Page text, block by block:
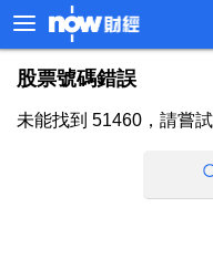
股票號碼錯誤
未能找到 51460，請嘗試